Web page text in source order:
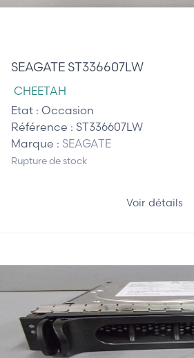
SEAGATE ST336607LW
CHEETAH
Etat : Occasion
Référence : ST336607LW
Marque : SEAGATE
Rupture de stock
Voir détails